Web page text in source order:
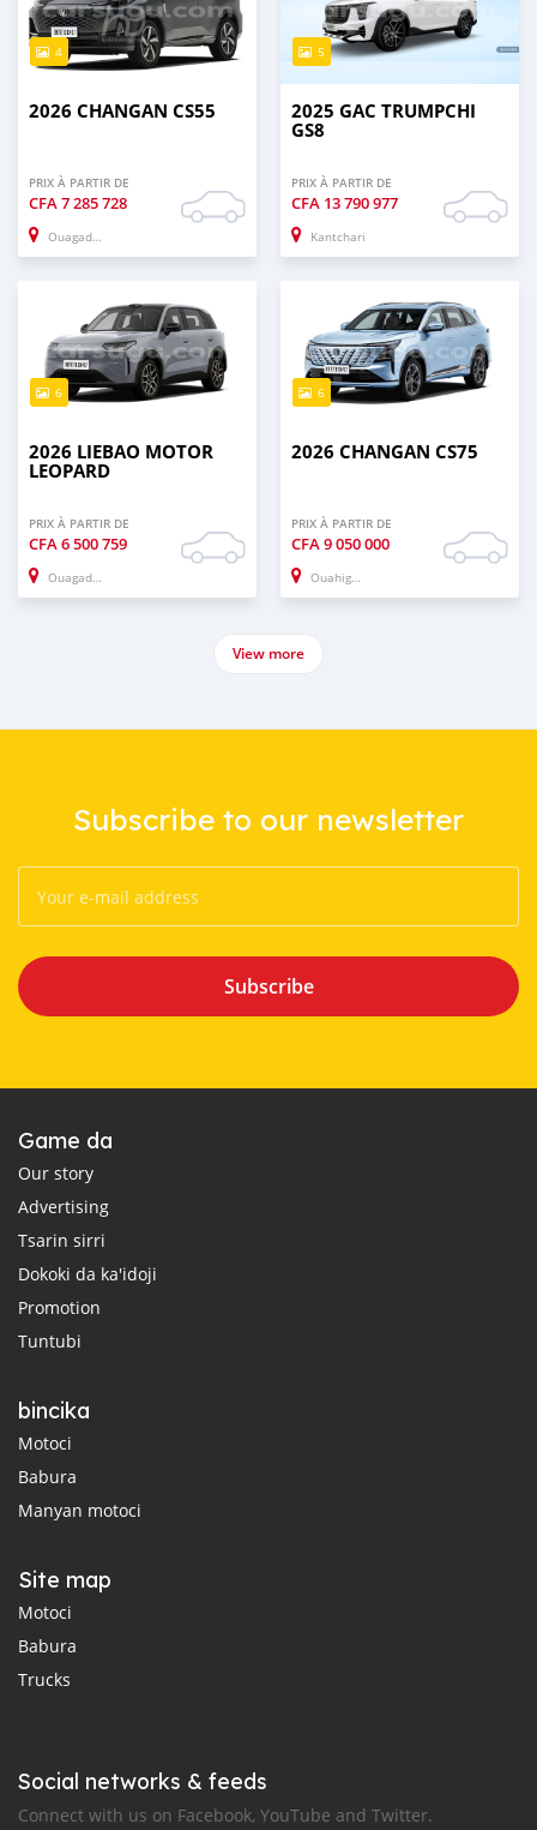
4
2026 CHANGAN CS55
PRIX À PARTIR DE
CFA7 285 728
Ouagadougou
5
2025 GAC TRUMPCHI
GS8
PRIX À PARTIR DE
CFA 13 790 977
Kantchari
6
2026 LIEBAO MOTOR
LEOPARD
PRIX À PARTIR DE
CFA6 500 759
Ouagadougou
6
2026 CHANGAN CS75
PRIX À PARTIR DE
CFA9 050 000
Ouahigouya
View more
Subscribe to our newsletter
Subscribe
Game da
Our story
Advertising
Tsarin sirri
Dokoki da ka'idoji
Promotion
Tuntubi
bincika
Motoci
Babura
Manyan motoci
Site map
Motoci
Babura
Trucks
Social networks & feeds
Connect with us on Facebook, YouTube and Twitter.